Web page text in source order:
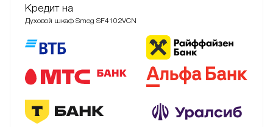
Кредит на
Духовой шкаф Smeg SF4102VCN